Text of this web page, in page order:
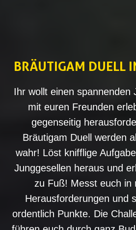
BRÄUTIGAM DUELL
Ihr wollt einen spannenden
mit euren Freunden
gegenseitig
Bräutigam Duell werden
wahr! Löst knifflige
Junggesellen heraus und
zu Fuß! Messt euch in
Herausforderungen und
ordentlich Punkte. Die